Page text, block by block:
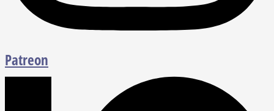
Patreon